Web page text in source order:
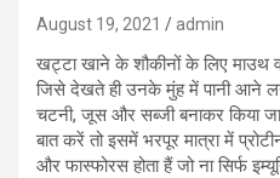
August 19, 2021 admin
खट्टा खाने के शौकीनों के लिए माउथ
जिसे देखते ही उनके मुंह में पानी आने
चटनी, जूस और सब्जी बनाकर किया
बात करें तो इसमें भरपूर मात्रा में
और फास्फोरस होता हैं जो ना सिर्फ